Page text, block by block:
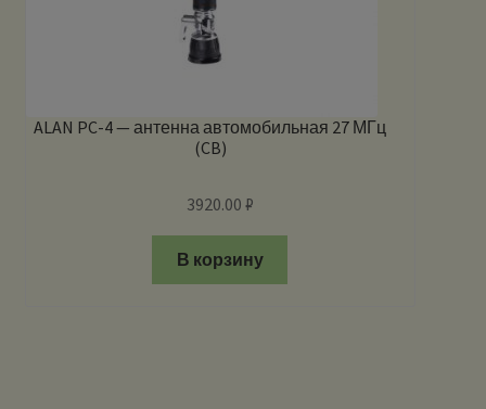
ALAN PC-4 — антенна автомобильная 27 МГц
(CB)
3920.00 ₽
В корзину